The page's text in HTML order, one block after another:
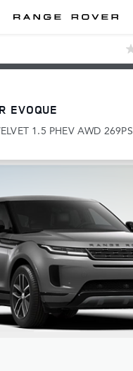
EVOQUE
1.5 PHEV AWD 269PS